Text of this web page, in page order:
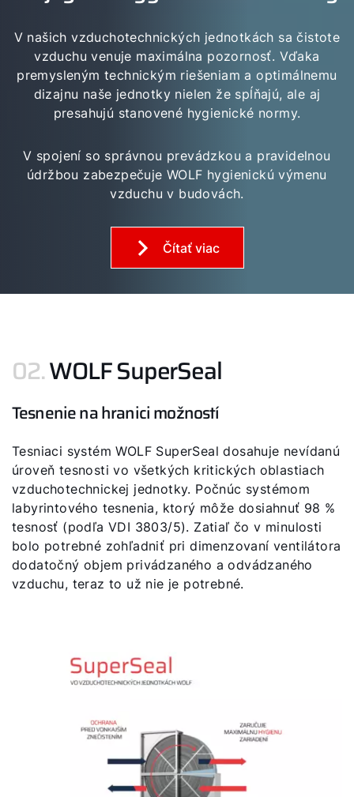
V našich vzduchotechnických jednotkách sa čistote
vzduchu venuje maximálna pozornosť. Vďaka
premysleným technickým riešeniam a optimálnemu
dizajnu naše jednotky nielen že spĺňajú, ale aj
presahujú stanovené hygienické normy.
V spojení so správnou prevádzkou a pravidelnou
údržbou zabezpečuje WOLF hygienickú výmenu
vzduchu v budovách.
Čítať viac
02.WOLF SuperSeal
Tesnenie na hranici možností
Tesniaci systém WOLF SuperSeal dosahuje nevídanú
úroveň tesnosti vo všetkých kritických oblastiach
vzduchotechnickej jednotky. Počnúc systémom
labyrintového tesnenia, ktorý môže dosiahnuť 98 %
tesnosť (podľa VDI 3803/5). Zatiaľ čo v minulosti
bolo potrebné zohľadniť pri dimenzovaní ventilátora
dodatočný objem privádzaného a odvádzaného
vzduchu, teraz to už nie je potrebné.
Servis
Hotline
Kontaktný formulár
Dôležité odkazy
Servisný portál
WOLF Akadémia